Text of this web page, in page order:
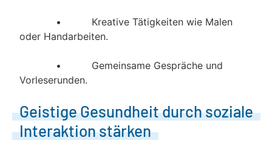
• Kreative Tätigkeiten wie Malen
oder Handarbeiten.
• Gemeinsame Gespräche und
Vorleserunden.
Geistige Gesundheit durch soziale
Interaktion stärken